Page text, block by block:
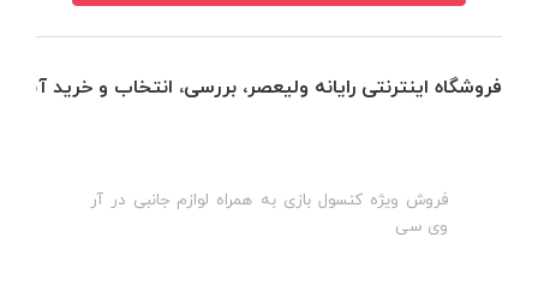
فروشگاه اینترنتی رایانه ولیعصر، بررسی، انتخاب و خرید
فروش ویژه کنسول بازی به همراه لوازم جانبی در آر
وی سی